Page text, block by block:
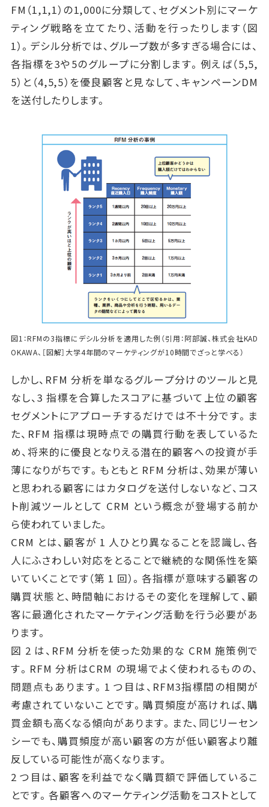
FM（1,1,1）の1,000に分類して、セグメント別にマーケ
ティング戦略を立てたり、活動を行ったりします（図
1）。デシル分析では、グループ数が多すぎる場合には、
各指標を3や5のグループに分割します。例えば（5,5,
5）と（4,5,5）を優良顧客と見なして、キャンペーンDM
を送付したりします。
図1：RFMの3指標にデシル分析を適用した例（引用：阿部誠、株式会社KAD
OKAWA、［図解］大学4年間のマーケティングが10時間でざっと学べる）
しかし、RFM 分析を単なるグループ分けのツールと見
なし、3 指標を合算したスコアに基づいて上位の顧客
セグメントにアプローチするだけでは不十分です。ま
た、RFM 指標は現時点での購買行動を表しているた
め、将来的に優良となりえる潜在的顧客への投資が手
薄になりがちです。もともと RFM 分析は、効果が薄い
と思われる顧客にはカタログを送付しないなど、コス
ト削減ツールとして CRM という概念が登場する前か
ら使われていました。
CRM とは、顧客が 1 人ひとり異なることを認識し、各
人にふさわしい対応をとることで継続的な関係性を築
いていくことです（第 1 回）。各指標が意味する顧客の
購買状態と、時間軸におけるその変化を理解して、顧
客に最適化されたマーケティング活動を行う必要があ
ります。
図 2 は、RFM 分析を使った効果的な CRM 施策例で
す。RFM 分析はCRM の現場でよく使われるものの、
問題点もあります。1 つ目は、RFM3指標間の相関が
考慮されていないことです。購買頻度が高ければ、購
買金額も高くなる傾向があります。また、同じリーセン
シーでも、購買頻度が高い顧客の方が低い顧客より離
反している可能性が高くなります。
2 つ目は、顧客を利益でなく購買額で評価しているこ
とです。各顧客へのマーケティング活動をコストとして